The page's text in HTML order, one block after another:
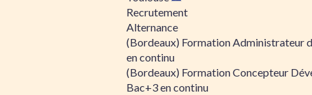
Recrutement
Alternance
(Bordeaux) Formation Administrateur
en continu
(Bordeaux) Formation Concepteur
Bac+3 en continu